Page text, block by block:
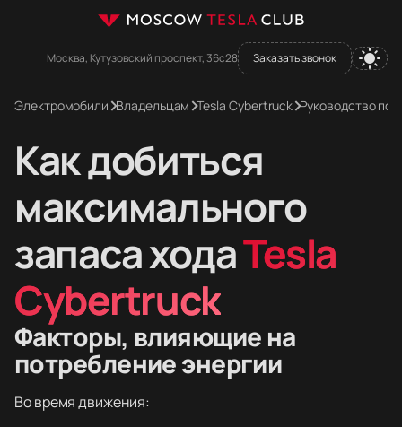
Москва, Кутузовский проспект, 36с28 Заказать звонок
Электромобили Владельцам Tesla Cybertruck Руководство
Как добиться
максимального
запаса ходаTesla
Cybertruck
Факторы, влияющие на
потребление энергии
Во время движения: